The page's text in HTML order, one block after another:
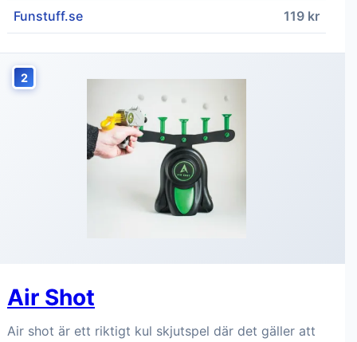
Funstuff.se 119 kr
2
Air Shot
Air shot är ett riktigt kul skjutspel där det gäller att